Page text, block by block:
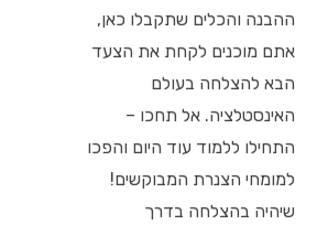
ההבנה והכלים שתקבלו כאן,
אתם מוכנים לקחת את הצעד
הבא להצלחה בעולם
האינסטלציה. אל תחכו –
התחילו ללמוד עוד היום והפכו
למומחי הצנרת המבוקשים!
שיהיה בהצלחה בדרך